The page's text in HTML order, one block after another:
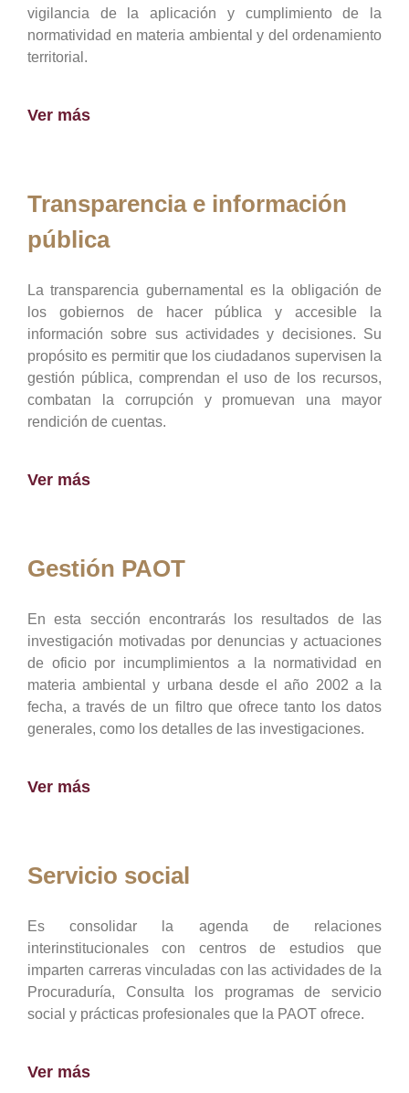
vigilancia de la aplicación y cumplimiento de la
normatividad en materia ambiental y del ordenamiento
territorial.
Ver más
Transparencia e información
pública
La transparencia gubernamental es la obligación de
los gobiernos de hacer pública y accesible la
información sobre sus actividades y decisiones. Su
propósito es permitir que los ciudadanos supervisen la
gestión pública, comprendan el uso de los recursos,
combatan la corrupción y promuevan una mayor
rendición de cuentas.
Ver más
Gestión PAOT
En esta sección encontrarás los resultados de las
investigación motivadas por denuncias y actuaciones
de oficio por incumplimientos a la normatividad en
materia ambiental y urbana desde el año 2002 a la
fecha, a través de un filtro que ofrece tanto los datos
generales, como los detalles de las investigaciones.
Ver más
Servicio social
Es consolidar la agenda de relaciones
interinstitucionales con centros de estudios que
imparten carreras vinculadas con las actividades de la
Procuraduría, Consulta los programas de servicio
social y prácticas profesionales que la PAOT ofrece.
Ver más